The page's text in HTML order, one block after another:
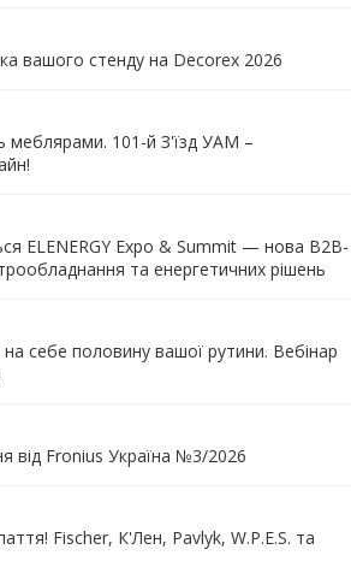
вашого стенду на Decorex 2026
меблярами. 101-й З'їзд УАМ –
ELENERGY Expo & Summit — нова B2B-
та енергетичних рішень
себе половину вашої рутини. Вебінар
від Fronius Україна №3/2026
Fischer, К'Лен, Pavlyk, W.P.E.S. та